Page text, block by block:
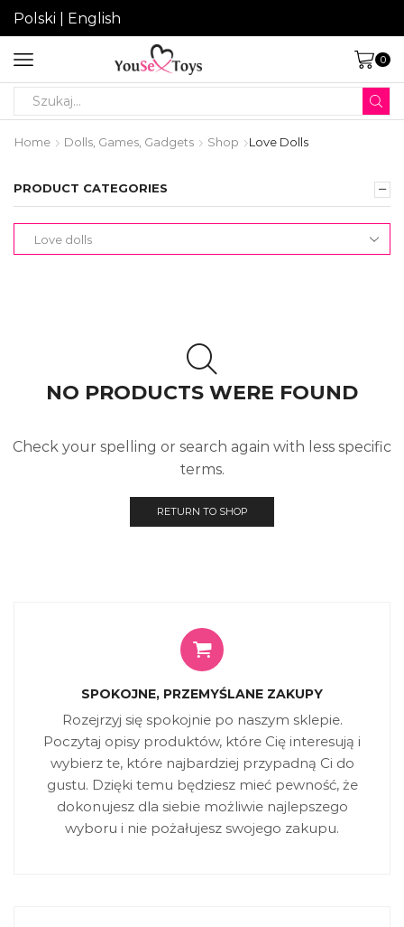
Polski English
0
Home Dolls, Games, Gadgets Shop Love Dolls
PRODUCT CATEGORIES
NO PRODUCTS WERE FOUND
Check your spelling or search again with less specific
terms.
RETURN TO SHOP
SPOKOJNE, PRZEMYŚLANE ZAKUPY
Rozejrzyj się spokojnie po naszym sklepie.
Poczytaj opisy produktów, które Cię interesują i
wybierz te, które najbardziej przypadną Ci do
gustu. Dzięki temu będziesz mieć pewność, że
dokonujesz dla siebie możliwie najlepszego
wyboru i nie pożałujesz swojego zakupu.